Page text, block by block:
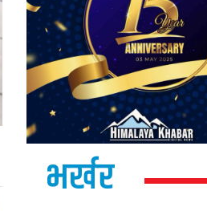
भर्खर